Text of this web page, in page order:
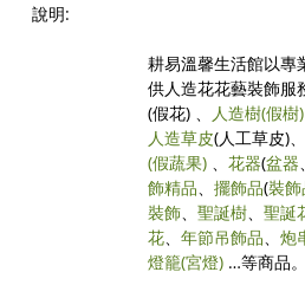
說明:
耕易溫馨生活館以專
供人造花花藝裝飾服
(假花) 、 人造樹(假樹)
人造草皮(人工草皮)
(假蔬果) 、花器(盆器
飾精品、擺飾品(裝
裝飾、聖誕樹、聖誕
花、年節吊飾品、炮
燈籠(宮燈) …等商品。